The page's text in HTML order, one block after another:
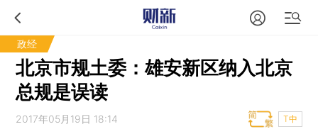
政经
北京市规土委：雄安新区纳入北京
总规是误读
2017年05月19日 18:14 T中